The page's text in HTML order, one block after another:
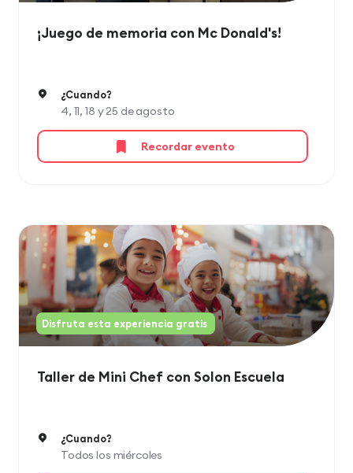
¡Juego de memoria con Mc Donald's!
¿Cuando?
4, 11, 18 y 25 de agosto
Recordar evento
Disfruta esta experiencia gratis
Taller de Mini Chef con Solon Escuela
¿Cuando?
Todos los miércoles